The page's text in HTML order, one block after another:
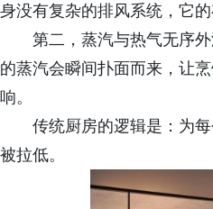
身没有复杂的排风系统，它
第二，蒸汽与热气无序
的蒸汽会瞬间扑面而来，让
响。
传统厨房的逻辑是：为
被拉低。